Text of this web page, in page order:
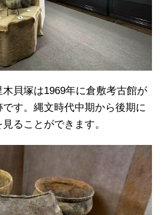
貝塚は1969年に倉敷考古館が
す。縄文時代中期から後期に
ることができます。